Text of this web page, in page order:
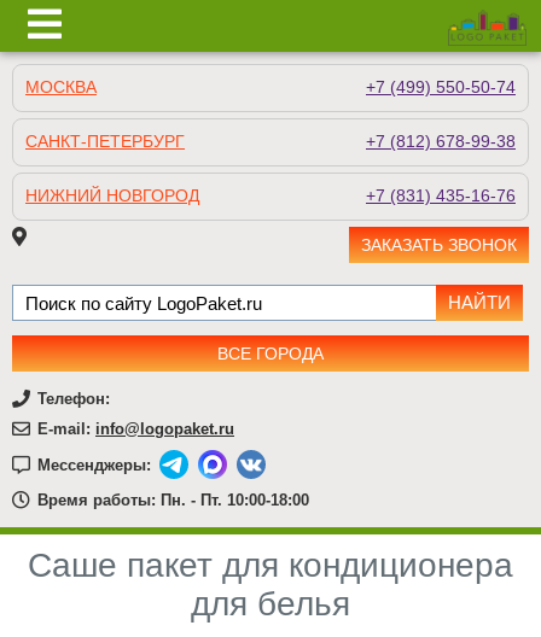
МОСКВА +7 (499) 550-50-74
САНКТ-ПЕТЕРБУРГ +7 (812) 678-99-38
НИЖНИЙ НОВГОРОД +7 (831) 435-16-76
ЗАКАЗАТЬ ЗВОНОК
ВСЕ ГОРОДА
Телефон:
E-mail: info@logopaket.ru
Мессенджеры:
Время работы: Пн. - Пт. 10:00-18:00
Саше пакет для кондиционера
для белья